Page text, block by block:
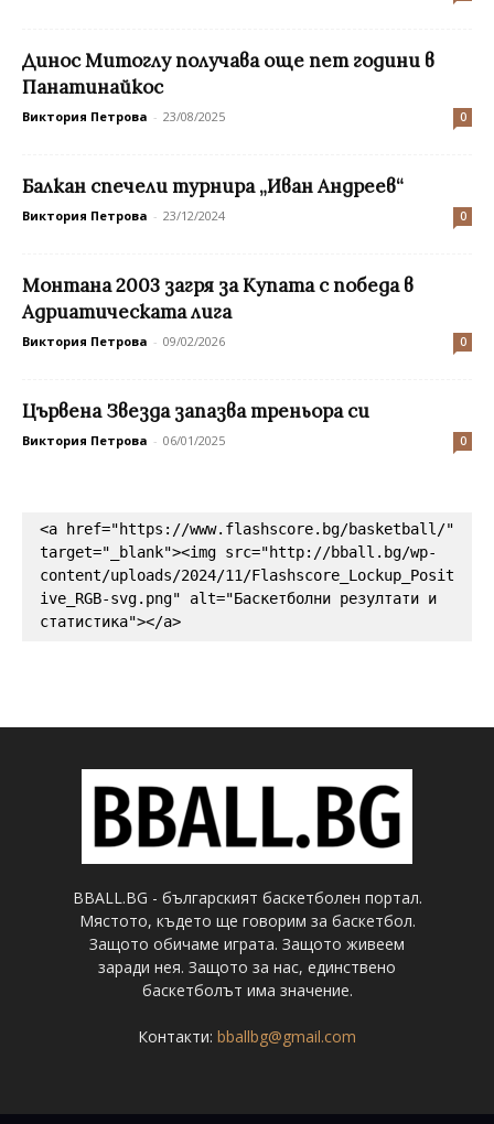
Динос Митоглу получава още пет години в
Панатинайкос
Виктория Петрова - 23/08/2025 0
Балкан спечели турнира „Иван Андреев“
Виктория Петрова - 23/12/2024 0
Монтана 2003 загря за Купата с победа в
Адриатическата лига
Виктория Петрова - 09/02/2026 0
Цървена Звезда запазва треньора си
Виктория Петрова - 06/01/2025 0
<a href="https://www.flashscore.bg/basketball/"
target="_blank"><img src="http://bball.bg/wp-
content/uploads/2024/11/Flashscore_Lockup_Posit
ive_RGB-svg.png" alt="Баскетболни резултати и
статистика"></a>
BBALL.BG - българският баскетболен портал.
Мястото, където ще говорим за баскетбол.
Защото обичаме играта. Защото живеем
заради нея. Защото за нас, единствено
баскетболът има значение.
Контакти: bballbg@gmail.com